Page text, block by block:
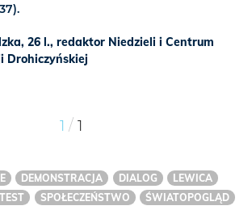
26 l., redaktor Niedzieli i Centrum
Drohiczyńskiej
1 / 1
DEMONSTRACJA DIALOG
LEWICA
SPOŁECZEŃSTWO ŚWIATOPOGLĄD